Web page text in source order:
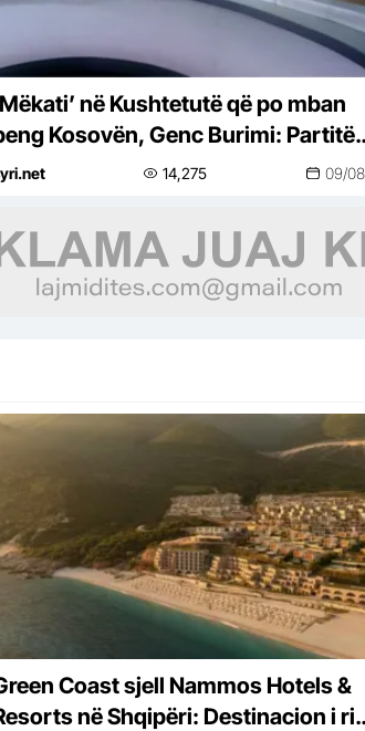
në Kushtetutë që po mban
Kosovën, Genc Burimi: Partitë
duan zgjedhje të reja
14,275 09/
Coast sjell Nammos Hotels &
në Shqipëri: Destinacion i ri